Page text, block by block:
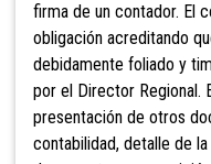
firma de un contador. El
obligación acreditando
debidamente foliado y
por el Director Regional.
presentación de otros
contabilidad, detalle de